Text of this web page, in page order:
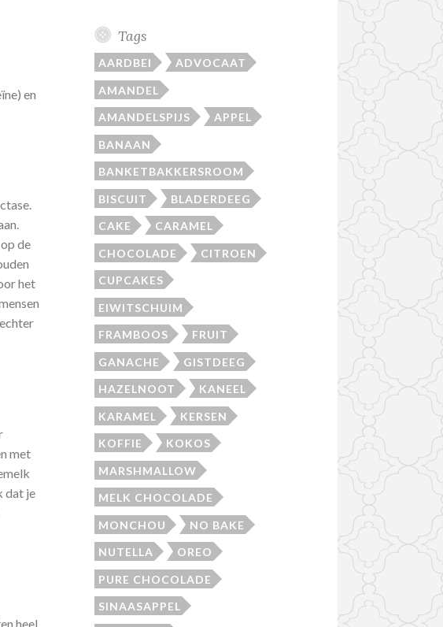
en
de
het
met
dat je
heel
Tags
AARDBEI ADVOCAAT
AMANDEL
AMANDELSPIJS APPEL
BANAAN
BANKETBAKKERSROOM
BISCUIT BLADERDEEG
CAKE CARAMEL
CHOCOLADE CITROEN
CUPCAKES
EIWITSCHUIM
FRAMBOOS FRUIT
GANACHE GISTDEEG
HAZELNOOT KANEEL
KARAMEL KERSEN
KOFFIE KOKOS
MARSHMALLOW
MELK CHOCOLADE
MONCHOU NO BAKE
NUTELLA OREO
PURE CHOCOLADE
SINAASAPPEL